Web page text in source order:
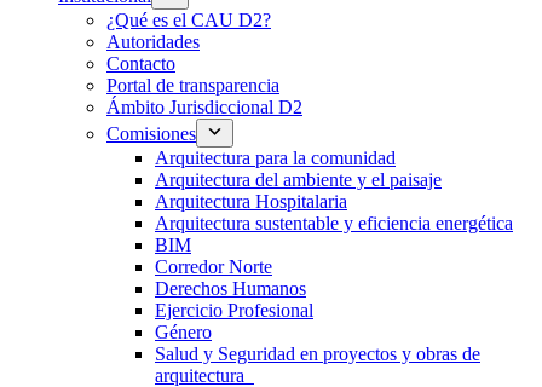
¿Qué es el CAU D2?
Autoridades
Contacto
Portal de transparencia
Ámbito Jurisdiccional D2
Comisiones
Arquitectura para la comunidad
Arquitectura del ambiente y el paisaje
Arquitectura Hospitalaria
Arquitectura sustentable y eficiencia energética
BIM
Corredor Norte
Derechos Humanos
Ejercicio Profesional
Género
Salud y Seguridad en proyectos y obras de
arquitectura